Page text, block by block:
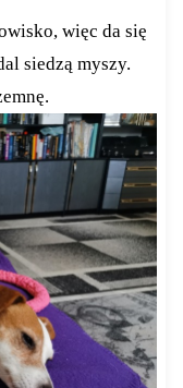
więc da się
siedzą myszy.